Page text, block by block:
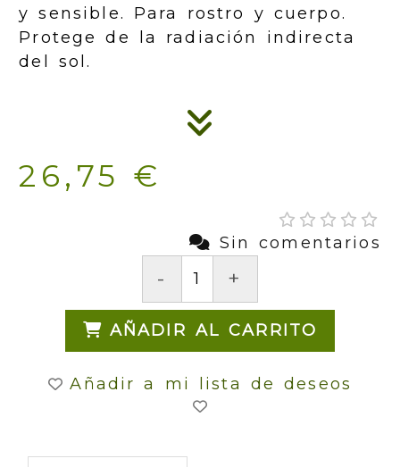
y sensible. Para rostro y cuerpo.
Protege de la radiación indirecta
del sol.
26,75 €
Sin comentarios
- +
AÑADIR AL CARRITO
Añadir a mi lista de deseos